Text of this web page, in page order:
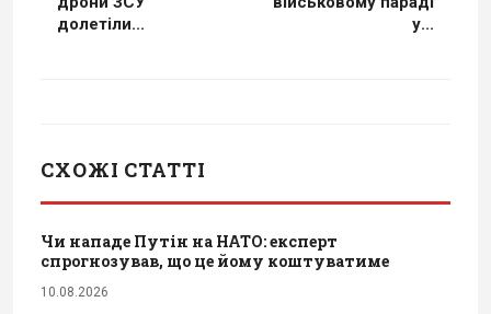
долетіли...
у...
СХОЖІ СТАТТІ
Чи нападе Путін на НАТО: експерт
спрогнозував, що це йому коштуватиме
10.08.2026